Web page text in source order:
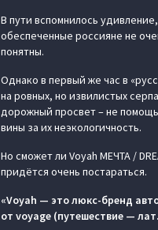
В пути вспомнилось
обеспеченные россияне не
понятны.
Однако в первый же час в
на ровных, но извилистых
дорожный просвет – не
вины за их неэкологичность.
Но сможет ли Voyah МЕЧТА /
придётся очень постараться.
«Voyah — это люкс-бренд
от voyage (путешествие —